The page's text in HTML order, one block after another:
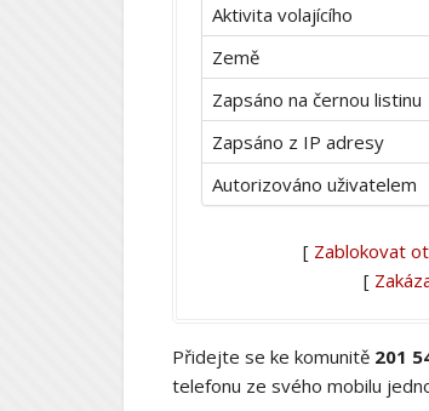
Aktivita volajícího
Země
Zapsáno na černou listinu
Zapsáno z IP adresy
Autorizováno uživatelem
[ Zablokovat
[
Přidejte se ke komunitě 201
telefonu ze svého mobilu